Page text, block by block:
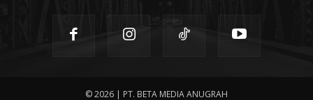
© 2026 | PT. BETA MEDIA ANUGRAH